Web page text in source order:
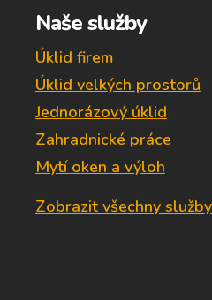
Naše služby
Úklid firem
Úklid velkých prostorů
Jednorázový úklid
Zahradnické práce
Mytí oken a výloh
Zobrazit všechny služby